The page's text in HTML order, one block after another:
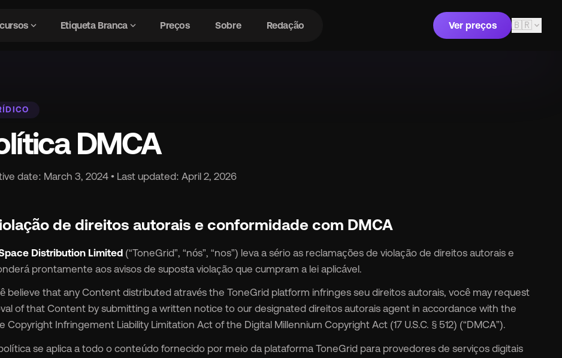
expand_more Etiqueta Brancaexpand_more Preços Sobre Redação Ver preços 🇧🇷 expand_more
boltAvançado Recursos
smart_toyMCP for AI Agents
Etiqueta Branca chevron_right
album Para Selos
DMCA
date: March 3, 2024 • Last updated: April 2, 2026
de direitos autorais e conformidade com DMCA
Distribution Limited(“ToneGrid”, “nós”, “nos”) leva a sério as reclamações de violação de direitos autorais e
prontamente aos avisos de suposta violação que cumpram a lei aplicável.
believe that any Content distributed através the ToneGrid platform infringes seu direitos autorais, você may request
of that Content by submitting a written notice to our designated direitos autorais agent in accordance with the
Copyright Infringement Liability Limitation Act of the Digital Millennium Copyright Act (17 U.S.C. § 512) (“DMCA”).
se aplica a todo o conteúdo fornecido por meio da plataforma ToneGrid para provedores de serviços digitais